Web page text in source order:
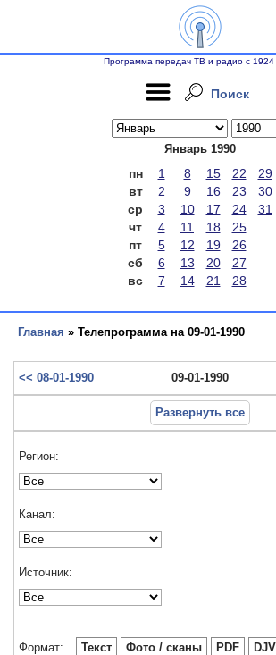
Программа передач ТВ и радио с 1924
Поиск
Январь 1990
пн 1 8 15 22
29
вт
2 9 16 23
30
ср
3 10 17 24
31
чт
4 11 18
25
пт
5 12 19
26
сб
6 13 20
27
вс
7 14 21 28
Главная » Телепрограмма на 09-01-1990
<< 08-01-1990 09-01-1990
Развернуть все
Регион:
Канал:
Источник:
Формат: Текст Фото / сканы PDF